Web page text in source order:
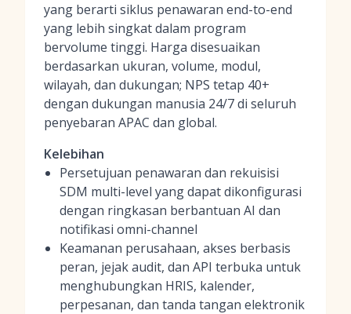
yang berarti siklus penawaran end-to-end
yang lebih singkat dalam program
bervolume tinggi. Harga disesuaikan
berdasarkan ukuran, volume, modul,
wilayah, dan dukungan; NPS tetap 40+
dengan dukungan manusia 24/7 di seluruh
penyebaran APAC dan global.
Kelebihan
Persetujuan penawaran dan rekuisisi
SDM multi-level yang dapat dikonfigurasi
dengan ringkasan berbantuan AI dan
notifikasi omni-channel
Keamanan perusahaan, akses berbasis
peran, jejak audit, dan API terbuka untuk
menghubungkan HRIS, kalender,
perpesanan, dan tanda tangan elektronik